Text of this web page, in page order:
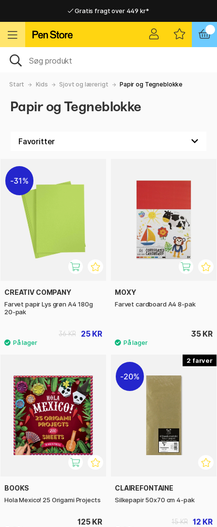
Gratis fragt over 449 kr*
Hurtigt til dør eller pakkeshop
Hurtigt til dør eller pakkeshop
Start Kids Sjovt og lærerigt Papir og Tegneblokke
Papir og Tegneblokke
31%
CREATIV COMPANY
Farvet papir Lys grøn A4 180g
20-pak
25 KR
36 KR
MOXY
Farvet cardboard A4 8-pak
35 KR
BOOKS
Hola Mexico! 25 Origami Projects
125 KR
2
20%
CLAIREFONTAINE
Silkepapir 50x70 cm 4-pak
12 KR
15 KR